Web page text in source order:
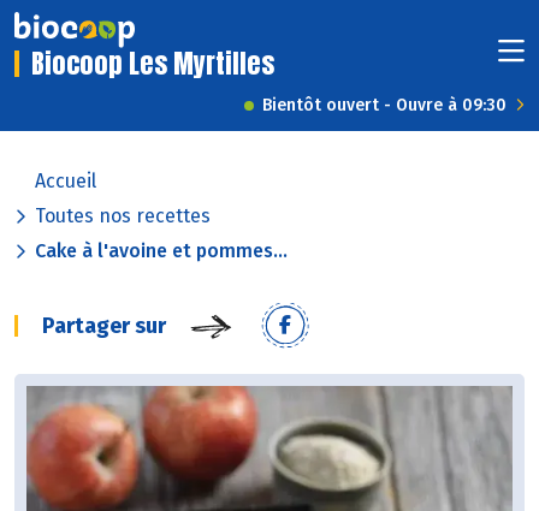
Biocoop Les Myrtilles
Bientôt ouvert - Ouvre à 09:30
Accueil
Toutes nos recettes
Cake à l'avoine et pommes...
Partager sur